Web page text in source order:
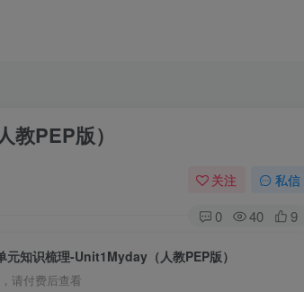
PEP版）
关注 私信
0 40 9
元知识梳理-Unit1Myday（人教PEP版）
请付费后查看